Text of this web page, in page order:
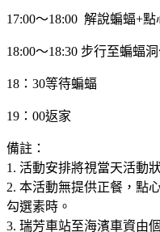
17:00～18:00 解說蝙蝠+點
18:00～18:30 步行至蝙蝠
18：30等待蝙蝠
19：00返家
備註：
1. 活動安排將視當天活動
2. 本活動無提供正餐，點
勾選素時。
3. 瑞芳車站至海濱車資由